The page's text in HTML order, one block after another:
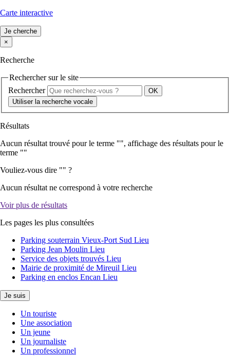
Carte interactive
Je cherche
×
Recherche
Rechercher sur le site
Rechercher
Utiliser la recherche vocale
Résultats
Aucun résultat trouvé pour le terme "", affichage des résultats pour le
terme ""
Vouliez-vous dire "" ?
Aucun résultat ne correspond à votre recherche
Voir plus de résultats
Les pages les plus consultées
Parking souterrain Vieux-Port Sud Lieu
Parking Jean Moulin Lieu
Service des objets trouvés Lieu
Mairie de proximité de Mireuil Lieu
Parking en enclos Encan Lieu
Je suis
Un touriste
Une association
Un jeune
Un journaliste
Un professionnel